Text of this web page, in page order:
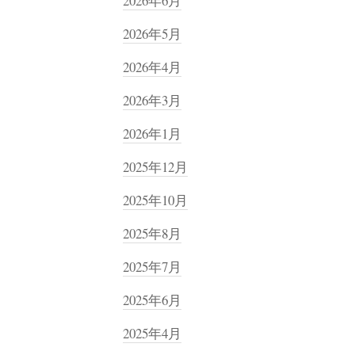
2026年5月
2026年4月
2026年3月
2026年1月
2025年12月
2025年10月
2025年8月
2025年7月
2025年6月
2025年4月